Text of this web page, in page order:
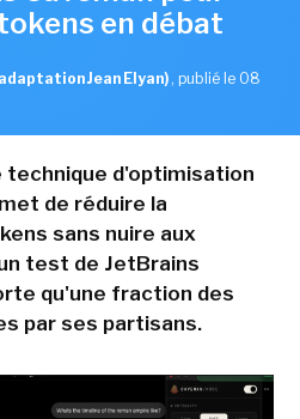
en débat
Jean Elyan) , publié le 08
d'optimisation
de réduire la
sans nuire aux
test de JetBrains
qu'une fraction des
par ses partisans.